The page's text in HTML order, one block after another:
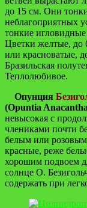
до 15 см. Они
неблагоприятных
тонкие
Цветки желтые,
или красноватые,
Бразильская
Теплолюбивое.
Опунция
(Opuntia
невысокая с
члениками почти
белым или
красные, реже
хорошим подвоем
солнце О.
содержать при